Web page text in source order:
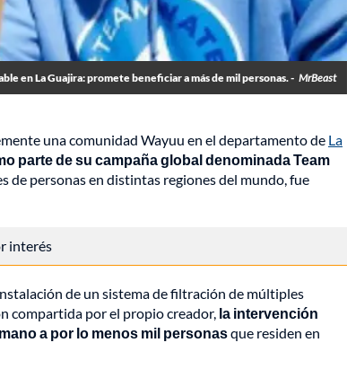
en La Guajira: promete beneficiar a más de mil personas. - MrBeast
una comunidad Wayuu en el departamento de La
parte de su campaña global denominada Team
de personas en distintas regiones del mundo, fue
interés
de un sistema de filtración de múltiples
compartida por el propio creador, la intervención
a por lo menos mil personasque residen en